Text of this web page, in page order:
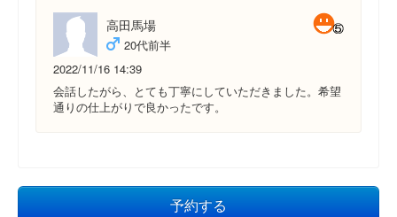
高田馬場
20代前半
2022/11/16 14:39
会話したがら、とても丁寧にしていただきました。希望
通りの仕上がりで良かったです。
予約する